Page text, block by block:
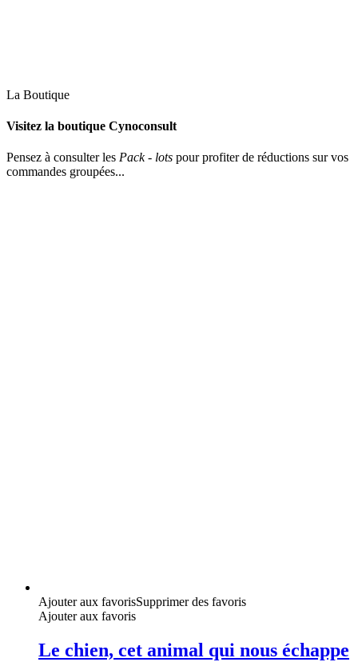
La Boutique
Visitez la boutique Cynoconsult
Pensez à consulter les Pack - lots pour profiter de réductions sur vos
commandes groupées...
Ajouter aux favorisSupprimer des favoris
Ajouter aux favoris
Le chien, cet animal qui nous échappe